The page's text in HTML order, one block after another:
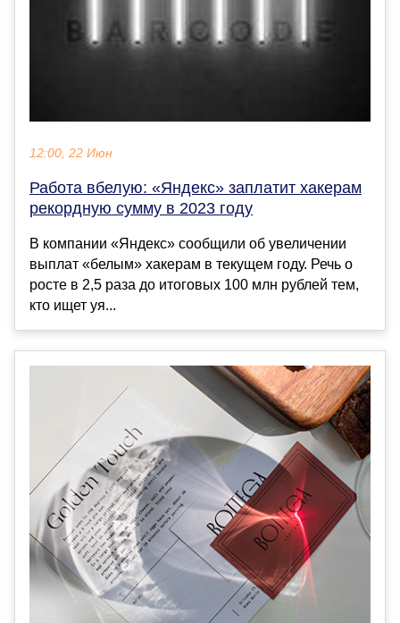
12:00, 22 Июн
Работа вбелую: «Яндекс» заплатит хакерам
рекордную сумму в 2023 году
В компании «Яндекс» сообщили об увеличении
выплат «белым» хакерам в текущем году. Речь о
росте в 2,5 раза до итоговых 100 млн рублей тем,
кто ищет уя...